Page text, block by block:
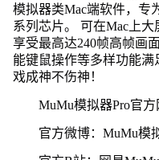
模拟器类Mac端软件，专
系列芯片。 可在Mac上大
享受最高达240帧高帧画
能键鼠操作等多样功能
戏成神不伤神！
MuMu模拟器Pro官方
官方微博：MuMu模